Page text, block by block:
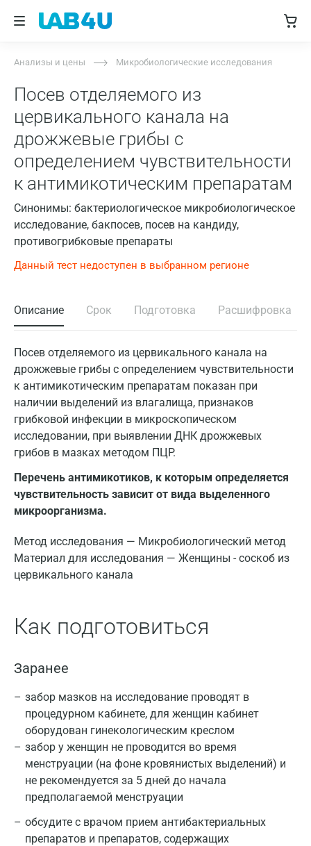
Анализы и цены Микробиологические исследования
Посев отделяемого из
цервикального канала на
дрожжевые грибы с
определением чувствительности
к антимикотическим препаратам
Синонимы: бактериологическое микробиологическое
исследование, бакпосев, посев на кандиду,
противогрибковые препараты
Данный тест недоступен в выбранном регионе
Описание Срок Подготовка Расшифровка
Посев отделяемого из цервикального канала на
дрожжевые грибы с определением чувствительности
к антимикотическим препаратам показан при
наличии выделений из влагалища, признаков
грибковой инфекции в микроскопическом
исследовании, при выявлении ДНК дрожжевых
грибов в мазках методом ПЦР.
Перечень антимикотиков, к которым определяется
чувствительность зависит от вида выделенного
микроорганизма.
Метод исследования — Микробиологический метод
Материал для исследования — Женщины - соскоб из
цервикального канала
Как подготовиться
Заранее
забор мазков на исследование проводят в
процедурном кабинете, для женщин кабинет
оборудован гинекологическим креслом
забор у женщин не проводится во время
менструации (на фоне кровянистых выделений) и
не рекомендуется за 5 дней до начала
предполагаемой менструации
обсудите с врачом прием антибактериальных
препаратов и препаратов, содержащих